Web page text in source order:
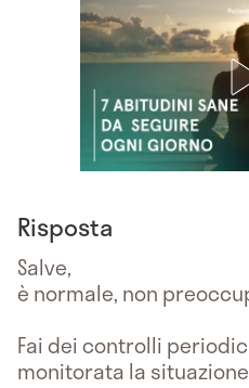
Risposta
Salve,
è normale, non
Fai dei controlli
monitorata la